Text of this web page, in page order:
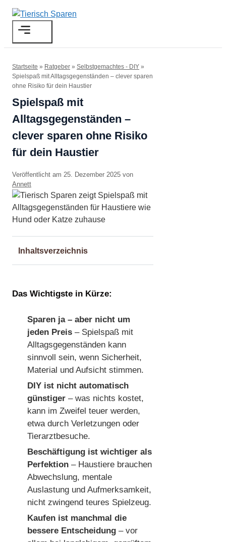
Zum
Inhalt
springen
Startseite » Ratgeber » Selbstgemachtes - DIY »
Spielspaß mit Alltagsgegenständen – clever sparen
ohne Risiko für dein Haustier
Spielspaß mit
Alltagsgegenständen –
clever sparen ohne Risiko
für dein Haustier
25. Dezember 2025 von
Annett
Inhaltsverzeichnis
Das Wichtigste in Kürze:
Sparen ja – aber nicht um
jeden Preis – Spielspaß mit
Alltagsgegenständen kann
sinnvoll sein, wenn Sicherheit,
Material und Aufsicht stimmen.
DIY ist nicht automatisch
günstiger – was nichts kostet,
kann im Zweifel teuer werden,
etwa durch Verletzungen oder
Tierarztbesuche.
Beschäftigung ist wichtiger als
Perfektion – Haustiere brauchen
Abwechslung, mentale
Auslastung und Aufmerksamkeit,
nicht zwingend teures Spielzeug.
Kaufen ist manchmal die
bessere Entscheidung – vor